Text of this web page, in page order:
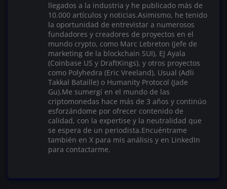
llegados a la industria y he publicado más de
10.000 artículos y noticias.Asimismo, he tenido
la oportunidad de entrevistar a numerosos
fundadores y creadores de proyectos en el
mundo crypto, como Marc Lebreton (jefe de
marketing de la blockchain SUI), EJ Ayala
(Coinbase US y DraftKings), y otros proyectos
como Polyhedra (Eric Vreeland), Usual (Adli
Takkal Bataille) o Humanity Protocol (Jade
Gu).Me sumergí en el mundo de las
criptomonedas hace más de 3 años y continúo
esforzándome por ofrecer contenido de
calidad, con la expertise y la neutralidad que
se espera de un periodista.Encuéntrame
también en X para mis análisis y en LinkedIn
para contactarme.